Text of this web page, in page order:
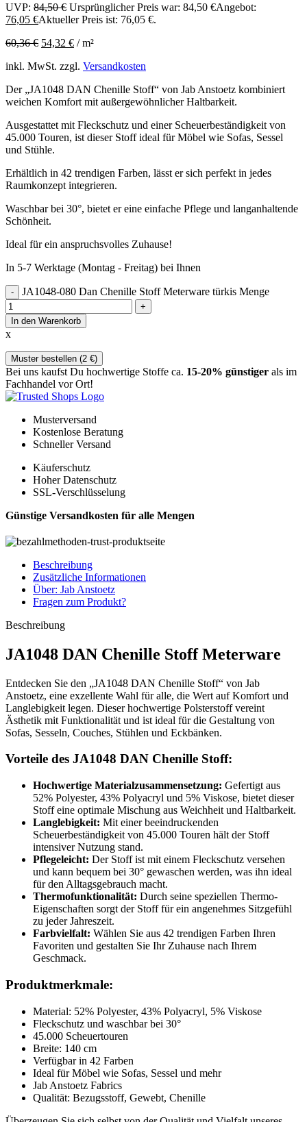
UVP: 84,50€ Ursprünglicher Preis war: 84,50 €Angebot:
76,05 €Aktueller Preis ist: 76,05 €.
60,36€ 54,32 € /m²
inkl. MwSt. zzgl. Versandkosten
Der „JA1048 DAN Chenille Stoff“ von Jab Anstoetz kombiniert
weichen Komfort mit außergewöhnlicher Haltbarkeit.
Ausgestattet mit Fleckschutz und einer Scheuerbeständigkeit von
45.000 Touren, ist dieser Stoff ideal für Möbel wie Sofas, Sessel
und Stühle.
Erhältlich in 42 trendigen Farben, lässt er sich perfekt in jedes
Raumkonzept integrieren.
Waschbar bei 30°, bietet er eine einfache Pflege und langanhaltende
Schönheit.
Ideal für ein anspruchsvolles Zuhause!
In 5-7 Werktage (Montag - Freitag) bei Ihnen
JA1048-080 Dan Chenille Stoff Meterware türkis Menge
In den Warenkorb
x
Muster bestellen (2 €)
Bei uns kaufst Du hochwertige Stoffe ca. 15-20% günstiger als im
Fachhandel vor Ort!
Musterversand
Kostenlose Beratung
Schneller Versand
Käuferschutz
Hoher Datenschutz
SSL-Verschlüsselung
Günstige Versandkosten für alle Mengen
Beschreibung
Zusätzliche Informationen
Über: Jab Anstoetz
Fragen zum Produkt?
Beschreibung
JA1048 DAN Chenille Stoff Meterware
Entdecken Sie den „JA1048 DAN Chenille Stoff“ von Jab
Anstoetz, eine exzellente Wahl für alle, die Wert auf Komfort und
Langlebigkeit legen. Dieser hochwertige Polsterstoff vereint
Ästhetik mit Funktionalität und ist ideal für die Gestaltung von
Sofas, Sesseln, Couches, Stühlen und Eckbänken.
Vorteile des JA1048 DAN Chenille Stoff:
Hochwertige Materialzusammensetzung: Gefertigt aus
52% Polyester, 43% Polyacryl und 5% Viskose, bietet dieser
Stoff eine optimale Mischung aus Weichheit und Haltbarkeit.
Langlebigkeit: Mit einer beeindruckenden
Scheuerbeständigkeit von 45.000 Touren hält der Stoff
intensiver Nutzung stand.
Pflegeleicht: Der Stoff ist mit einem Fleckschutz versehen
und kann bequem bei 30° gewaschen werden, was ihn ideal
für den Alltagsgebrauch macht.
Thermofunktionalität: Durch seine speziellen Thermo-
Eigenschaften sorgt der Stoff für ein angenehmes Sitzgefühl
zu jeder Jahreszeit.
Farbvielfalt: Wählen Sie aus 42 trendigen Farben Ihren
Favoriten und gestalten Sie Ihr Zuhause nach Ihrem
Geschmack.
Produktmerkmale:
Material: 52% Polyester, 43% Polyacryl, 5% Viskose
Fleckschutz und waschbar bei 30°
45.000 Scheuertouren
Breite: 140 cm
Verfügbar in 42 Farben
Ideal für Möbel wie Sofas, Sessel und mehr
Jab Anstoetz Fabrics
Qualität: Bezugsstoff, Gewebt, Chenille